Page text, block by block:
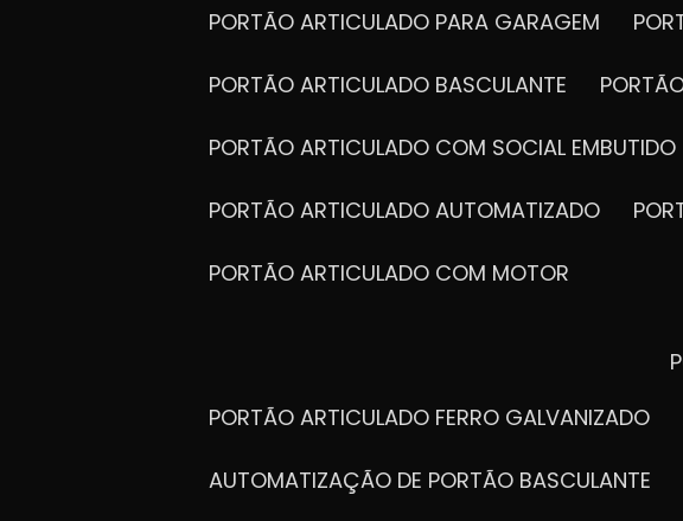
PORTÃO ARTICULADO PARA GARAGEM
PORTÃO ARTICULADO BASCULANTE
PORTÃO ARTICULADO COM SOCIAL EMBUTIDO
PORTÃO ARTICULADO AUTOMATIZADO
PORTÃO ARTICULADO COM MOTOR
PORTÃO ARTICULADO FERRO GALVANIZADO
AUTOMATIZAÇÃO DE PORTÃO BASCULANTE